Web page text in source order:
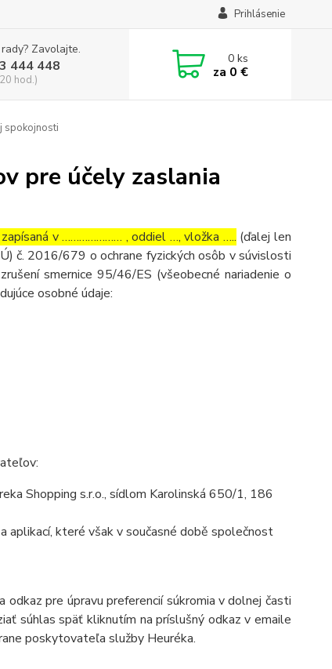
Prihlásenie
Zavolajte.
444 448
hod.)
0ks
za 0 €
spokojnosti
pre účely zaslania
v ………………… , oddiel …, vložka ….. (ďalej len
č. 2016/679 o ochrane fyzických osôb v súvislosti
smernice 95/46/ES (všeobecné nariadenie o
osobné údaje:
Shopping s.r.o., sídlom Karolinská 650/1, 186
které však v současné době společnost
pre úpravu preferencií súkromia v dolnej časti
súhlas späť kliknutím na príslušný odkaz v emaile
poskytovateľa služby Heuréka.